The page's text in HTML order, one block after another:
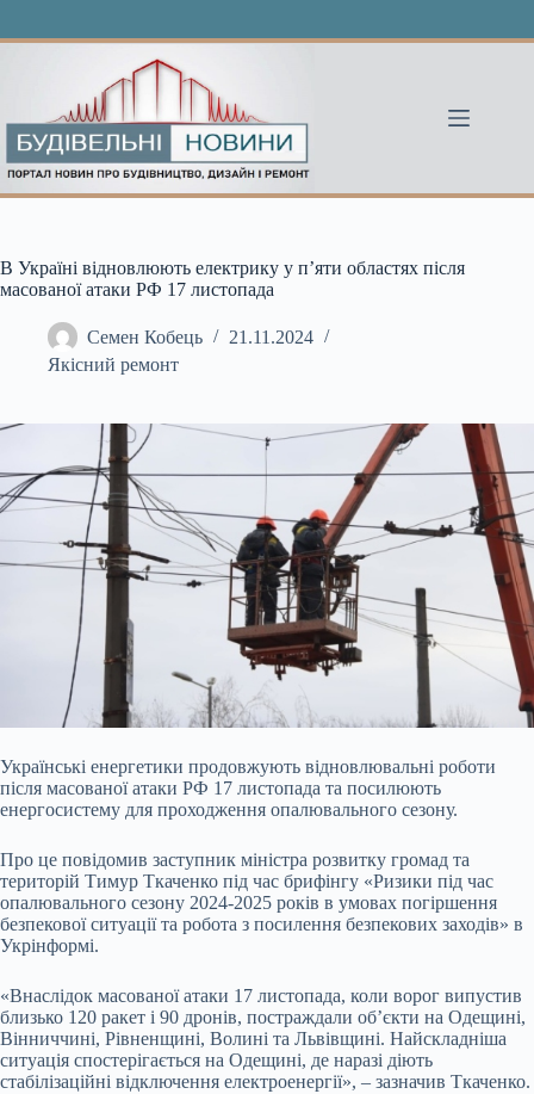
В Україні відновлюють електрику у п’яти областях після
масованої атаки РФ 17 листопада
Семен Кобець
21.11.2024
Якісний ремонт
Українські енергетики продовжують відновлювальні роботи
після масованої атаки РФ 17 листопада та посилюють
енергосистему для проходження опалювального сезону.
Про це повідомив заступник міністра розвитку громад та
територій Тимур Ткаченко під час брифінгу «Ризики під час
опалювального сезону 2024-2025 років в умовах погіршення
безпекової ситуації та робота з посилення безпекових заходів» в
Укрінформі.
«Внаслідок масованої атаки 17 листопада, коли ворог випустив
близько 120 ракет і 90 дронів, постраждали об’єкти на Одещині,
Вінниччині, Рівненщині, Волині та Львівщині. Найскладніша
ситуація спостерігається на Одещині, де наразі діють
стабілізаційні відключення електроенергії», – зазначив Ткаченко.